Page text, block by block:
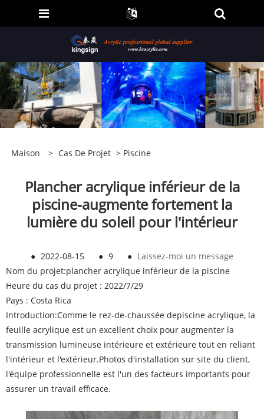
Maison > Cas De Projet > Piscine
Plancher acrylique inférieur de la
piscine-augmente fortement la
lumière du soleil pour l'intérieur
● 2022-08-15 ● 9 ● Laissez-moi un message
Nom du projet:plancher acrylique inférieur de la piscine
Heure du cas du projet : 2022/7/29
Pays : Costa Rica
Introduction:Comme le rez-de-chaussée depiscine acrylique, la
feuille acrylique est un excellent choix pour augmenter la
transmission lumineuse intérieure et extérieure tout en reliant
l'intérieur et l'extérieur.Photos d'installation sur site du client,
l'équipe professionnelle est l'un des facteurs importants pour
assurer un travail efficace.